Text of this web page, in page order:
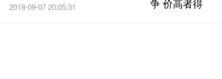
2018-09-07 20:05:31